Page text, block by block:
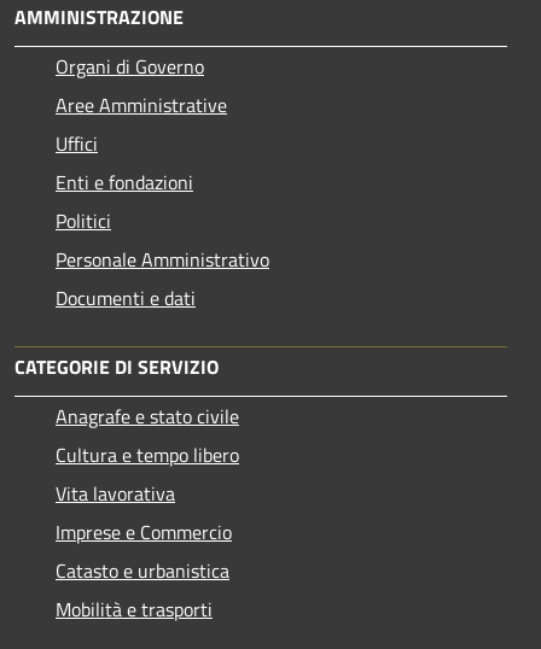
AMMINISTRAZIONE
Organi di Governo
Aree Amministrative
Uffici
Enti e fondazioni
Politici
Personale Amministrativo
Documenti e dati
CATEGORIE DI SERVIZIO
Anagrafe e stato civile
Cultura e tempo libero
Vita lavorativa
Imprese e Commercio
Catasto e urbanistica
Mobilità e trasporti